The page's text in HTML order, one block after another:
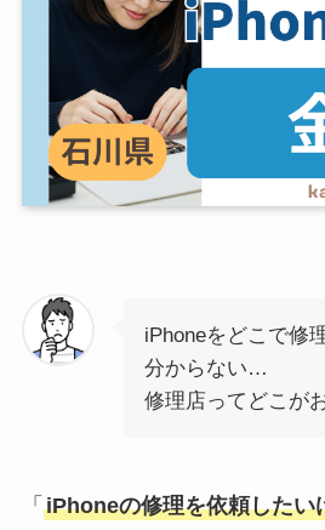
iPhoneをどこで修
分からない…
修理店ってどこが
「 iPhoneの修理を依頼したい